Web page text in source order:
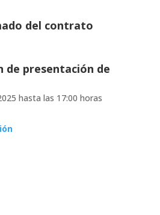
del contrato
de presentación de
hasta las 17:00 horas